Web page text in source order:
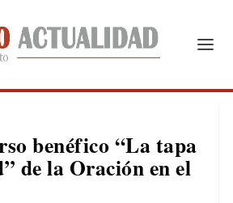
benéfico “La tapa
de la Oración en el